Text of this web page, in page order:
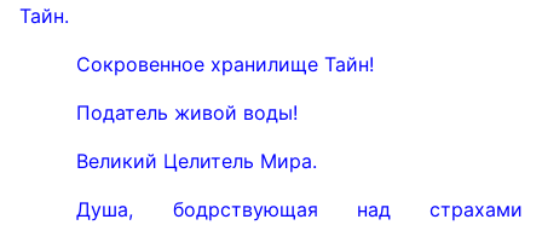
Тайн.
Сокровенное хранилище Тайн!
Податель живой воды!
Великий Целитель Мира.
Душа, бодрствующая над страхами